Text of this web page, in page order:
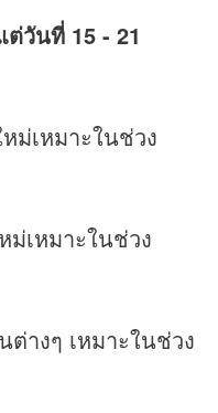
ต่วันที่ 15 - 21
ม่เหมาะในช่วง
เหมาะในช่วง
างๆ เหมาะในช่วง